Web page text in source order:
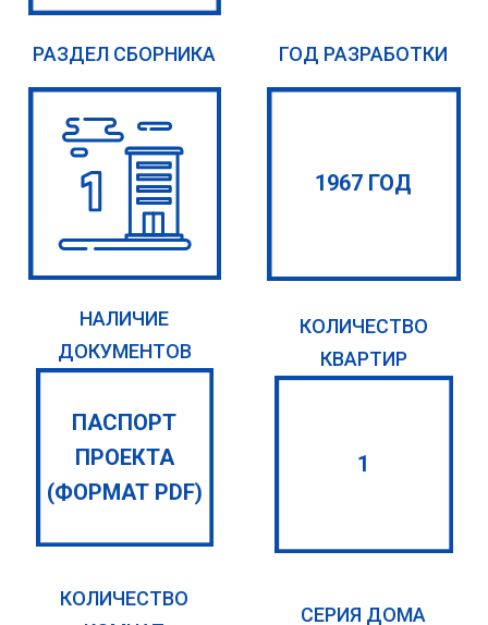
РАЗДЕЛ СБОРНИКА ГОД РАЗРАБОТКИ
1967 ГОД
НАЛИЧИЕ
ДОКУМЕНТОВ
ПАСПОРТ
ПРОЕКТА
(ФОРМАТ PDF)
КОЛИЧЕСТВО
КВАРТИР
1
КОЛИЧЕСТВО
СЕРИЯ ДОМА